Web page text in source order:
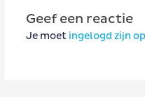
Geef een reactie
Je moet ingelogd zijn op